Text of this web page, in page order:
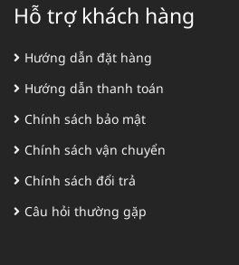
Hỗ trợ khách hàng
Hướng dẫn đặt hàng
Hướng dẫn thanh toán
Chính sách bảo mật
Chính sách vận chuyển
Chính sách đổi trả
Câu hỏi thường gặp